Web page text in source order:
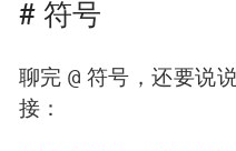
# 符号
聊完@ 符号，还要说
接：